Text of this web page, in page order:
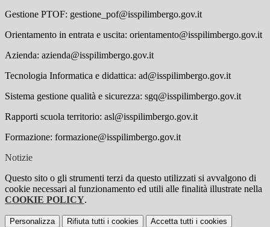
Gestione PTOF: gestione_pof@isspilimbergo.gov.it
Orientamento in entrata e uscita: orientamento@isspilimbergo.gov.it
Azienda: azienda@isspilimbergo.gov.it
Tecnologia Informatica e didattica: ad@isspilimbergo.gov.it
Sistema gestione qualità e sicurezza: sgq@isspilimbergo.gov.it
Rapporti scuola territorio: asl@isspilimbergo.gov.it
Formazione: formazione@isspilimbergo.gov.it
Notizie
Questo sito o gli strumenti terzi da questo utilizzati si avvalgono di
cookie necessari al funzionamento ed utili alle finalità illustrate nella
COOKIE POLICY.
Personalizza Rifiuta tutti i cookies Accetta tutti i cookies